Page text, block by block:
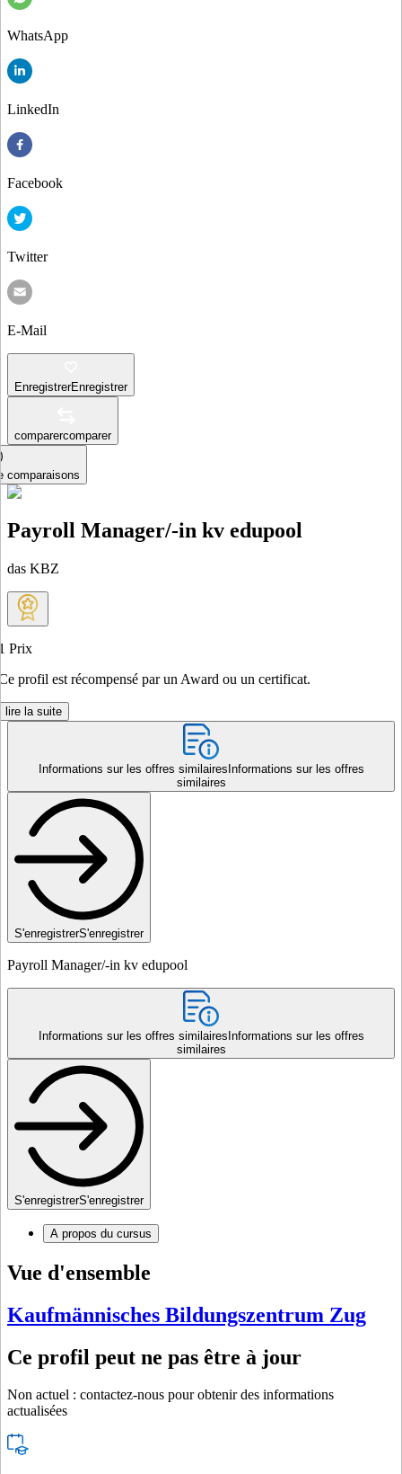
WhatsApp
LinkedIn
Facebook
Twitter
E-Mail
EnregistrerEnregistrer
comparercomparer
comparaisons
Payroll Manager/-in kv edupool
das KBZ
Prix
profil est récompensé par un Award ou un certificat.
lire la suite
Informations sur les offres similaires Informations sur les offres
similaires
S'enregistrerS'enregistrer
Payroll Manager/-in kv edupool
Informations sur les offres similaires Informations sur les offres
similaires
S'enregistrerS'enregistrer
A propos du cursus
Vue d'ensemble
Kaufmännisches Bildungszentrum Zug
Ce profil peut ne pas être à jour
Non actuel : contactez-nous pour obtenir des informations
actualisées